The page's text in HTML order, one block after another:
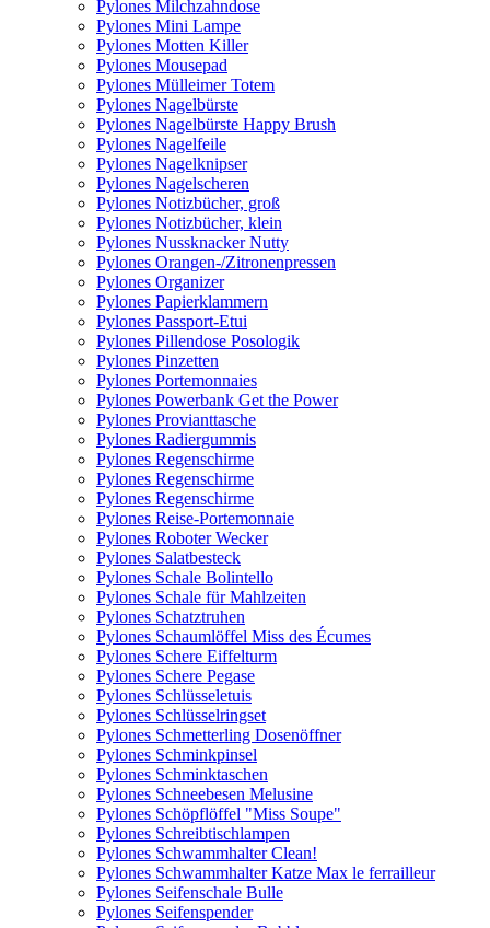
Pylones Milchzahndose
Pylones Mini Lampe
Pylones Motten Killer
Pylones Mousepad
Pylones Mülleimer Totem
Pylones Nagelbürste
Pylones Nagelbürste Happy Brush
Pylones Nagelfeile
Pylones Nagelknipser
Pylones Nagelscheren
Pylones Notizbücher, groß
Pylones Notizbücher, klein
Pylones Nussknacker Nutty
Pylones Orangen-/Zitronenpressen
Pylones Organizer
Pylones Papierklammern
Pylones Passport-Etui
Pylones Pillendose Posologik
Pylones Pinzetten
Pylones Portemonnaies
Pylones Powerbank Get the Power
Pylones Provianttasche
Pylones Radiergummis
Pylones Regenschirme
Pylones Regenschirme
Pylones Regenschirme
Pylones Reise-Portemonnaie
Pylones Roboter Wecker
Pylones Salatbesteck
Pylones Schale Bolintello
Pylones Schale für Mahlzeiten
Pylones Schatztruhen
Pylones Schaumlöffel Miss des Écumes
Pylones Schere Eiffelturm
Pylones Schere Pegase
Pylones Schlüsseletuis
Pylones Schlüsselringset
Pylones Schmetterling Dosenöffner
Pylones Schminkpinsel
Pylones Schminktaschen
Pylones Schneebesen Melusine
Pylones Schöpflöffel "Miss Soupe"
Pylones Schreibtischlampen
Pylones Schwammhalter Clean!
Pylones Schwammhalter Katze Max le ferrailleur
Pylones Seifenschale Bulle
Pylones Seifenspender